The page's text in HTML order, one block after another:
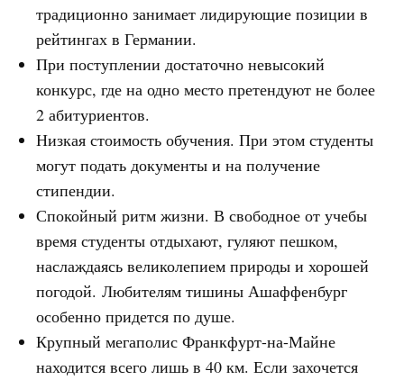
традиционно занимает лидирующие позиции в
рейтингах в Германии.
При поступлении достаточно невысокий
конкурс, где на одно место претендуют не более
2 абитуриентов.
Низкая стоимость обучения. При этом студенты
могут подать документы и на получение
стипендии.
Спокойный ритм жизни. В свободное от учебы
время студенты отдыхают, гуляют пешком,
наслаждаясь великолепием природы и хорошей
погодой. Любителям тишины Ашаффенбург
особенно придется по душе.
Крупный мегаполис Франкфурт-на-Майне
находится всего лишь в 40 км. Если захочется